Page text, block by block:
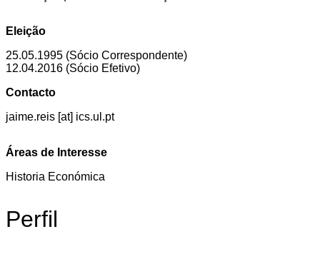
Eleição
25.05.1995 (Sócio Correspondente)
12.04.2016 (Sócio Efetivo)
Contacto
jaime.reis [at] ics.ul.pt
Áreas de Interesse
Historia Económica
Perfil